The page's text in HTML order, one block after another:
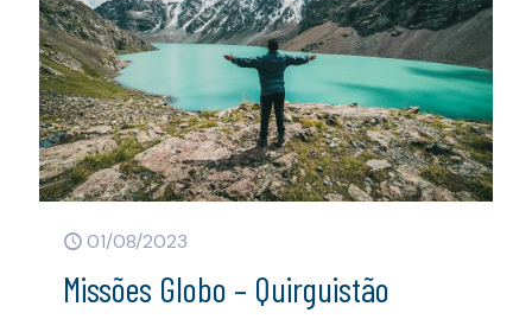
01/08/2023
Missões Globo – Quirguistão